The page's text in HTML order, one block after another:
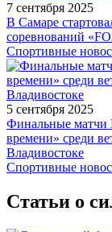
7 сентября 2025
В Самаре
соревнований
Спортивные
5 сентября 2025
Финальные матчи
времени» среди
Владивостоке
Спортивные
Статьи о